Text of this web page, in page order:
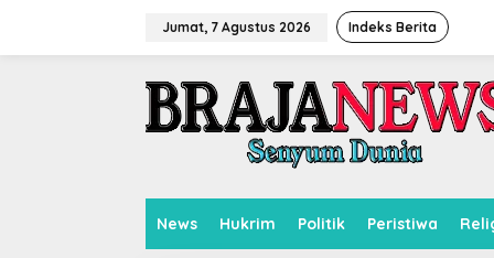
Jumat, 7 Agustus 2026 Indeks Berita
News Hukrim Politik Peristiwa